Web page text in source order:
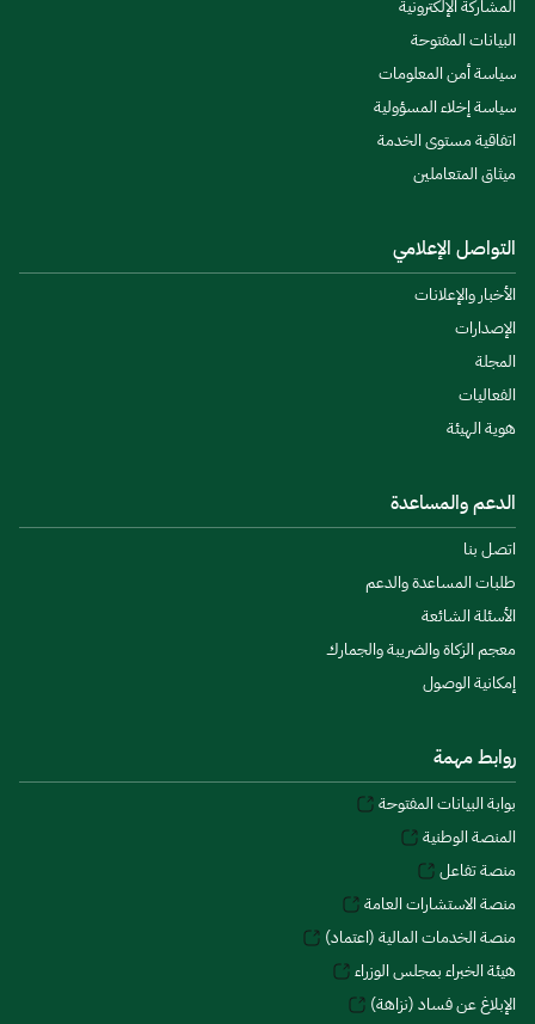
المشاركة الإلكترونية
البيانات المفتوحة
سياسة أمن المعلومات
سياسة إخلاء المسؤولية
اتفاقية مستوى الخدمة
ميثاق المتعاملين
التواصل الإعلامي
الأخبار والإعلانات
الإصدارات
المجلة
الفعاليات
هوية الهيئة
الدعم والمساعدة
اتصل بنا
طلبات المساعدة والدعم
الأسئلة الشائعة
معجم الزكاة والضريبة والجمارك
إمكانية الوصول
روابط مهمة
بوابة البيانات المفتوحة
المنصة الوطنية
منصة تفاعل
منصة الاستشارات العامة
منصة الخدمات المالية (اعتماد)
هيئة الخبراء بمجلس الوزراء
الإبلاغ عن فساد (نزاهة)